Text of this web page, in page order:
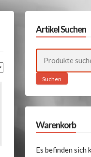
Artikel Suchen
nach:
Suchen
Warenkorb
Es befinden sich